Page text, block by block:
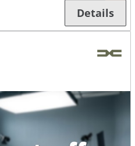
Details